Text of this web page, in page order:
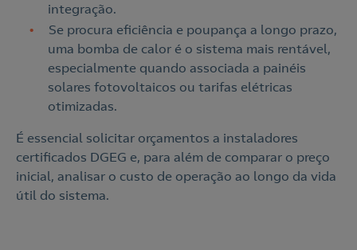
integração.
Se procura eficiência e poupança a longo prazo,
uma bomba de calor é o sistema mais rentável,
especialmente quando associada a painéis
solares fotovoltaicos ou tarifas elétricas
otimizadas.
É essencial solicitar orçamentos a instaladores
certificados DGEG e, para além de comparar o preço
inicial, analisar o custo de operação ao longo da vida
útil do sistema.